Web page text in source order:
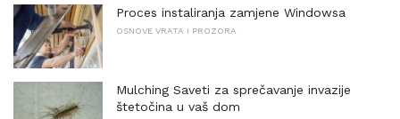
Proces instaliranja zamjene Windowsa
OSNOVE VRATA I PROZORA
Mulching Saveti za sprečavanje invazije
štetočina u vaš dom